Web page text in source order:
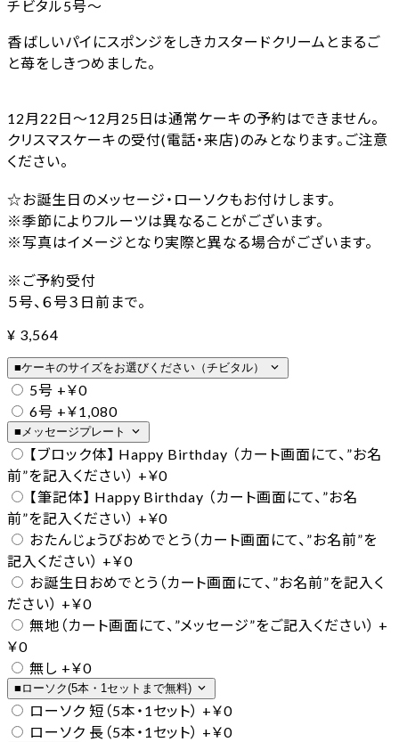
チビタル5号〜
香ばしいパイにスポンジをしきカスタードクリームとまるご
と苺をしきつめました。
12月22日～12月25日は通常ケーキの予約はできません。
クリスマスケーキの受付(電話・来店)のみとなります。ご注意
ください。
☆お誕生日のメッセージ・ローソクもお付けします。
※季節によりフルーツは異なることがございます。
※写真はイメージとなり実際と異なる場合がございます。
※ご予約受付
５号、６号３日前まで。
¥ 3,564
■ケーキのサイズをお選びください（チビタル）
expand_more
5号 +￥0
6号 +￥1,080
■メッセージプレート
expand_more
【ブロック体】 Happy Birthday （カート画面にて、”お名
前”を記入ください） +￥0
【筆記体】 Happy Birthday （カート画面にて、”お名
前”を記入ください） +￥0
おたんじょうびおめでとう（カート画面にて、”お名前”を
記入ください） +￥0
お誕生日おめでとう（カート画面にて、”お名前”を記入く
ださい） +￥0
無地（カート画面にて、”メッセージ”をご記入ください） +
￥0
無し +￥0
■ローソク(5本・1セットまで無料) expand_more
ローソク 短（5本・1セット） +￥0
ローソク 長（5本・1セット） +￥0